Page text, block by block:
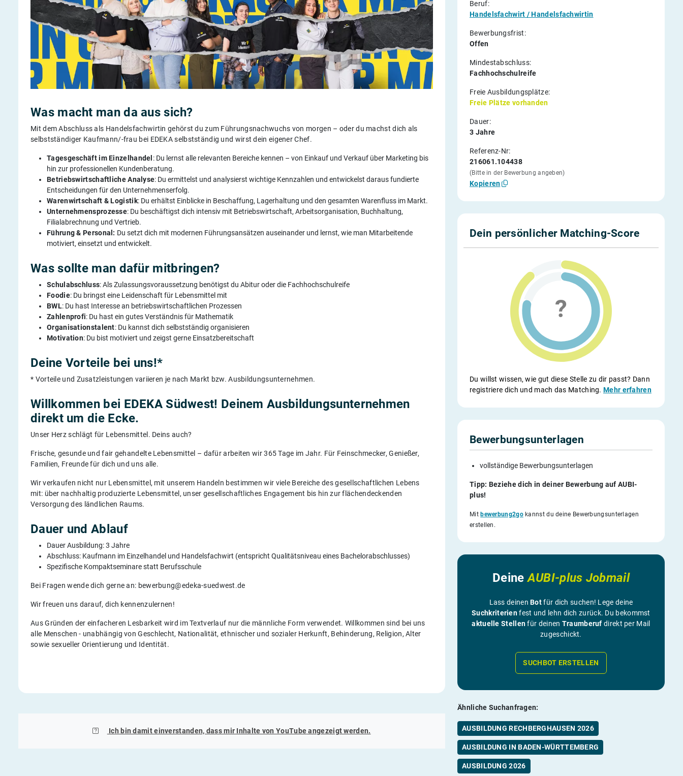
Was macht man da aus sich?
Mit dem Abschluss als Handelsfachwirtin gehörst du zum Führungsnachwuchs von morgen – oder du machst dich als
selbstständiger Kaufmann/-frau bei EDEKA selbstständig und wirst dein eigener Chef.
Tagesgeschäft im Einzelhandel: Du lernst alle relevanten Bereiche kennen – von Einkauf und Verkauf über Marketing bis
hin zur professionellen Kundenberatung.
Betriebswirtschaftliche Analyse: Du ermittelst und analysierst wichtige Kennzahlen und entwickelst daraus fundierte
Entscheidungen für den Unternehmenserfolg.
Warenwirtschaft & Logistik: Du erhältst Einblicke in Beschaffung, Lagerhaltung und den gesamten Warenfluss im Markt.
Unternehmensprozesse: Du beschäftigst dich intensiv mit Betriebswirtschaft, Arbeitsorganisation, Buchhaltung,
Filialabrechnung und Vertrieb.
Führung & Personal: Du setzt dich mit modernen Führungsansätzen auseinander und lernst, wie man Mitarbeitende
motiviert, einsetzt und entwickelt.
Was sollte man dafür mitbringen?
Schulabschluss: Als Zulassungsvoraussetzung benötigst du Abitur oder die Fachhochschulreife
Foodie: Du bringst eine Leidenschaft für Lebensmittel mit
BWL: Du hast Interesse an betriebswirtschaftlichen Prozessen
Zahlenprofi: Du hast ein gutes Verständnis für Mathematik
Organisationstalent: Du kannst dich selbstständig organisieren
Motivation: Du bist motiviert und zeigst gerne Einsatzbereitschaft
Deine Vorteile bei uns!*
* Vorteile und Zusatzleistungen variieren je nach Markt bzw. Ausbildungsunternehmen.
Willkommen bei EDEKA Südwest! Deinem Ausbildungsunternehmen
direkt um die Ecke.
Unser Herz schlägt für Lebensmittel. Deins auch?
Frische, gesunde und fair gehandelte Lebensmittel – dafür arbeiten wir 365 Tage im Jahr. Für Feinschmecker, Genießer,
Familien, Freunde für dich und uns alle.
Wir verkaufen nicht nur Lebensmittel, mit unserem Handeln bestimmen wir viele Bereiche des gesellschaftlichen Lebens
mit: über nachhaltig produzierte Lebensmittel, unser gesellschaftliches Engagement bis hin zur flächendeckenden
Versorgung des ländlichen Raums.
Dauer und Ablauf
Dauer Ausbildung: 3 Jahre
Abschluss: Kaufmann im Einzelhandel und Handelsfachwirt (entspricht Qualitätsniveau eines Bachelorabschlusses)
Spezifische Kompaktseminare statt Berufsschule
Bei Fragen wende dich gerne an: bewerbung@edeka-suedwest.de
Wir freuen uns darauf, dich kennenzulernen!
Aus Gründen der einfacheren Lesbarkeit wird im Textverlauf nur die männliche Form verwendet. Willkommen sind bei uns
alle Menschen - unabhängig von Geschlecht, Nationalität, ethnischer und sozialer Herkunft, Behinderung, Religion, Alter
sowie sexueller Orientierung und Identität.
Beruf:
Handelsfachwirt / Handelsfachwirtin
Bewerbungsfrist:
Offen
Mindestabschluss:
Fachhochschulreife
Freie Ausbildungsplätze:
Freie Plätze vorhanden
Dauer:
3 Jahre
Referenz-Nr:
216061.104438
(Bitte in der Bewerbung angeben)
Kopieren
Dein persönlicher Matching-Score
Du willst wissen, wie gut diese Stelle zu dir passt? Dann
registriere dich und mach das Matching.Mehr erfahren
Bewerbungsunterlagen
vollständige Bewerbungsunterlagen
Tipp: Beziehe dich in deiner Bewerbung auf AUBI-
plus!
Mitbewerbung2gokannst du deine Bewerbungsunterlagen
erstellen.
DeineAUBI-plus Jobmail
Lass deinenBotfür dich suchen! Lege deine
Suchkriterienfest und lehn dich zurück. Du bekommst
aktuelle Stellenfür deinen Traumberuf direkt per Mail
zugeschickt.
SUCHBOT ERSTELLEN
Ähnliche Suchanfragen:
AUSBILDUNG RECHBERGHAUSEN 2026
AUSBILDUNG IN BADEN-WÜRTTEMBERG
AUSBILDUNG 2026
Ich bin damit einverstanden, dass mir Inhalte vonYouTubeangezeigt werden.